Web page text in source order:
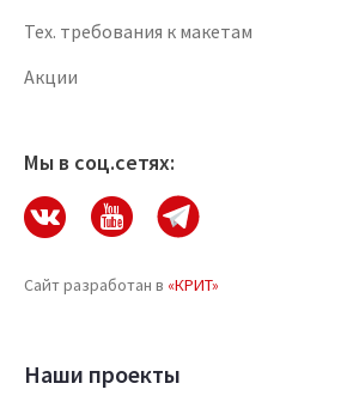
Тех. требования к макетам
Акции
Мы в соц.сетях:
Сайт разработан в «КРИТ»
Наши проекты